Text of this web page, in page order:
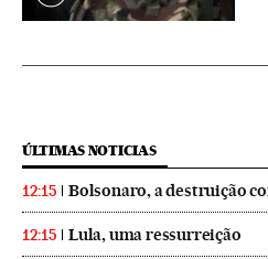
ÚLTIMAS NOTICIAS
12:15 Bolsonaro, a destruição
12:15 Lula, uma ressurreição